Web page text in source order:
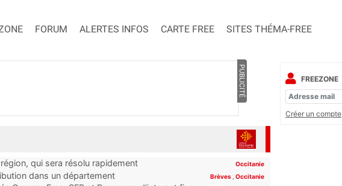
FORUM ALERTES INFOS CARTE FREE SITES THÉMA-FREE
PUBLICITÉ
qui sera résolu rapidement Occitanie
dans un département Brèves Occitanie
FREEZONE
Créer un compte